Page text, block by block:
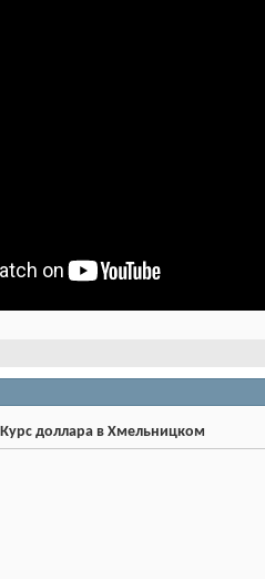
доллара в Хмельницком